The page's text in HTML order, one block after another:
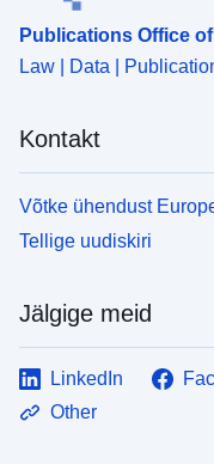
Publications Office
Law | Data |
Kontakt
Võtke ühendust
Tellige uudiskiri
Jälgige meid
LinkedIn
Other